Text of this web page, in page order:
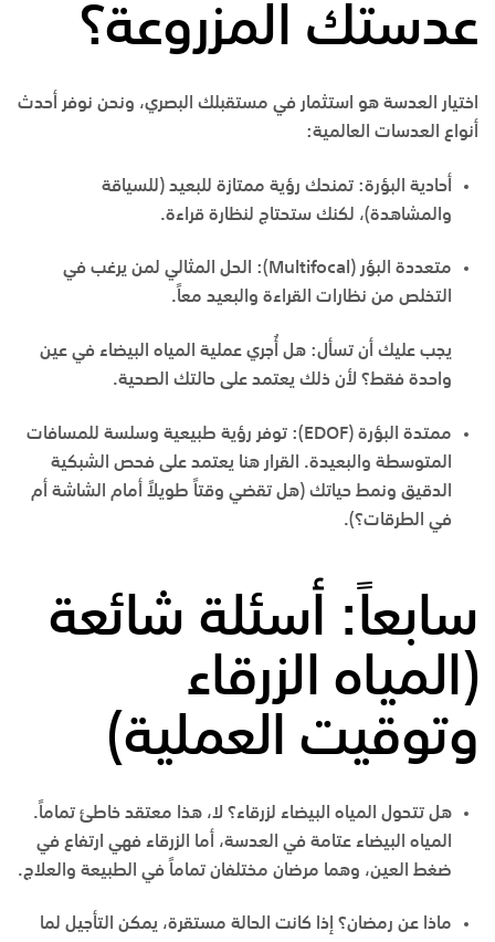
عدستك المزروعة؟
اختيار العدسة هو استثمار في مستقبلك البصري، ونحن نوفر أحدث
أنواع العدسات العالمية:
أحادية البؤرة: تمنحك رؤية ممتازة للبعيد (للسياقة
والمشاهدة)، لكنك ستحتاج لنظارة قراءة.
متعددة البؤر (Multifocal):
الحل المثالي لمن يرغب في
التخلص من نظارات القراءة والبعيد معاً.
يجب عليك أن تسأل: هل أُجري عملية المياه البيضاء في عين
واحدة فقط؟ لأن ذلك يعتمد على حالتك الصحية.
ممتدة البؤرة (EDOF):
توفر رؤية طبيعية وسلسة للمسافات
المتوسطة والبعيدة. القرار هنا يعتمد على فحص الشبكية
الدقيق ونمط حياتك (هل تقضي وقتاً طويلاً أمام الشاشة أم
في الطرقات؟).
سابعاً: أسئلة شائعة
(المياه الزرقاء
وتوقيت العملية)
هل تتحول المياه البيضاء لزرقاء؟ لا، هذا معتقد خاطئ تماماً.
المياه البيضاء عتامة في العدسة، أما الزرقاء فهي ارتفاع في
ضغط العين، وهما مرضان مختلفان تماماً في الطبيعة والعلاج.
ماذا عن رمضان؟ إذا كانت الحالة مستقرة، يمكن التأجيل لما